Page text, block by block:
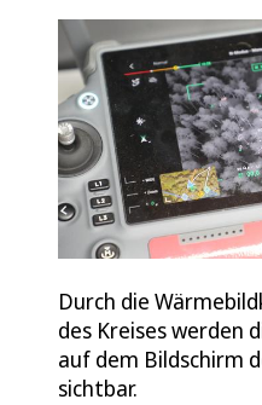
Durch die
des Kreises werden
auf dem Bildschirm
sichtbar.